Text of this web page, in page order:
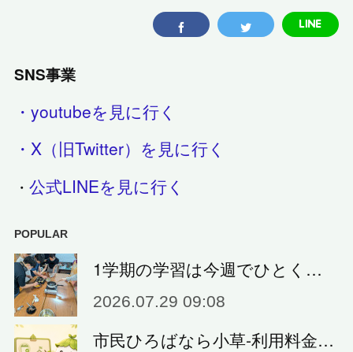
SNS事業
・youtubeを見に行く
・X（旧Twitter）を見に行く
・公式LINEを見に行く
POPULAR
1学期の学習は今週でひとく…
2026.07.29 09:08
市民ひろばなら小草‐利用料金…